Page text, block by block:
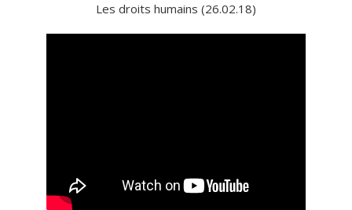
Les droits humains (26.02.18)